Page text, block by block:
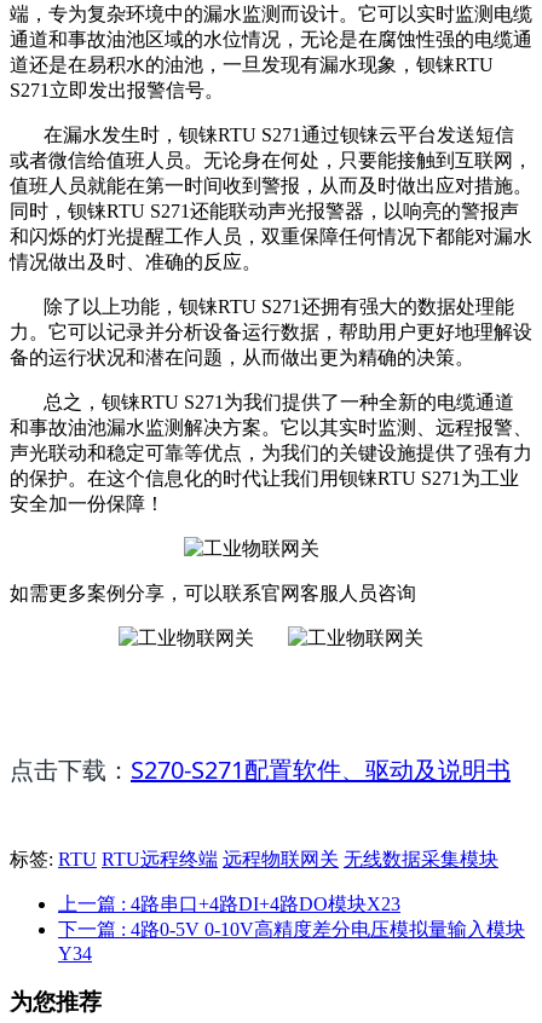
端，专为复杂环境中的漏水监测而设计。它可以实时监测电缆
通道和事故油池区域的水位情况，无论是在腐蚀性强的电缆通
道还是在易积水的油池，一旦发现有漏水现象，钡铼RTU
S271立即发出报警信号。
在漏水发生时，钡铼RTU S271通过钡铼云平台发送短信
或者微信给值班人员。无论身在何处，只要能接触到互联网，
值班人员就能在第一时间收到警报，从而及时做出应对措施。
同时，钡铼RTU S271还能联动声光报警器，以响亮的警报声
和闪烁的灯光提醒工作人员，双重保障任何情况下都能对漏水
情况做出及时、准确的反应。
除了以上功能，钡铼RTU S271还拥有强大的数据处理能
力。它可以记录并分析设备运行数据，帮助用户更好地理解设
备的运行状况和潜在问题，从而做出更为精确的决策。
总之，钡铼RTU S271为我们提供了一种全新的电缆通道
和事故油池漏水监测解决方案。它以其实时监测、远程报警、
声光联动和稳定可靠等优点，为我们的关键设施提供了强有力
的保护。在这个信息化的时代让我们用钡铼RTU S271为工业
安全加一份保障！
如需更多案例分享，可以联系官网客服人员咨询
点击下载 ： S270-S271配置软件、驱动及说明书
标签: RTU RTU远程终端 远程物联网关 无线数据采集模块
上一篇 : 4路串口+4路DI+4路DO模块X23
下一篇 : 4路0-5V 0-10V高精度差分电压模拟量输入模块
Y34
为您推荐